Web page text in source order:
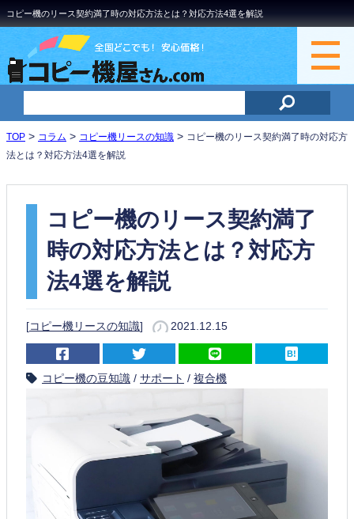
コピー機のリース契約満了時の対応方法とは？対応方法4選を解説
TOP > コラム > コピー機リースの知識 > コピー機のリース契約満了時の対応方
法とは？対応方法4選を解説
コピー機のリース契約満了
時の対応方法とは？対応方
法4選を解説
[コピー機リースの知識] 2021.12.15
コピー機の豆知識 / サポート / 複合機